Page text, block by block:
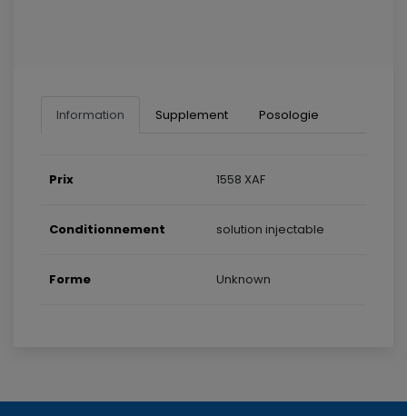
Information Supplement Posologie
Prix 1558 XAF
Conditionnement solution injectable
Forme Unknown